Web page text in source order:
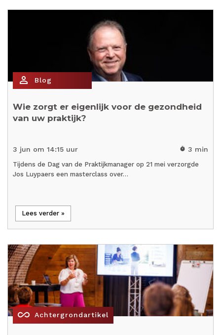
person_outline Blog
Wie zorgt er eigenlijk voor de gezondheid
van uw praktijk?
3 jun om 14:15 uur timer 3 min
Tijdens de Dag van de Praktijkmanager op 21 mei verzorgde
Jos Luypaers een masterclass over…
Lees verder »
all_inclusive Achtergrondartikel